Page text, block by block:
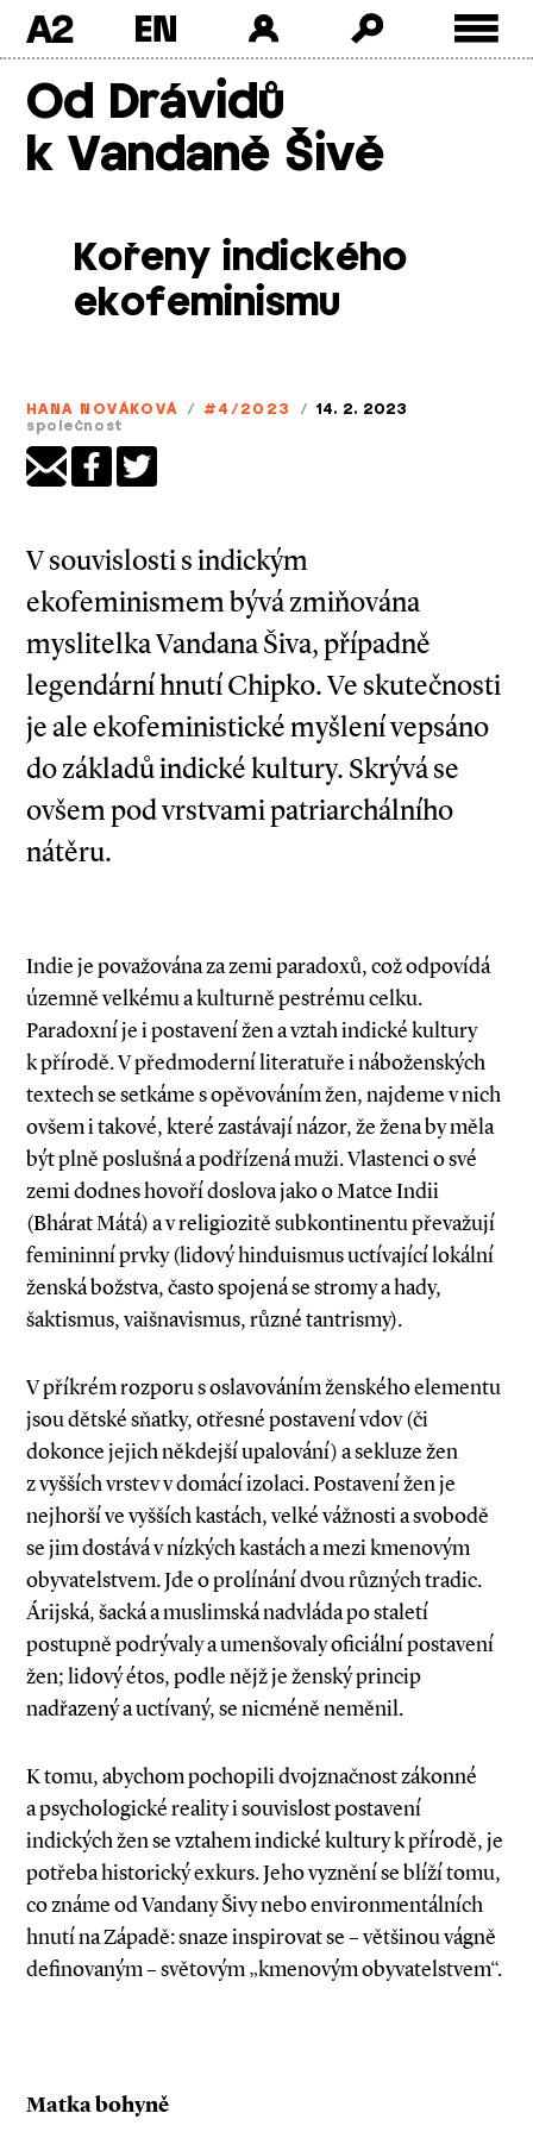
A2
Od Drávidů
k Vandaně Šivě
Kořeny indického
ekofeminismu
HANA NOVÁKOVÁ / #4/2023 / 14. 2. 2023
společnost
V souvislosti s indickým
ekofeminismem bývá zmiňována
myslitelka Vandana Šiva, případně
legendární hnutí Chipko. Ve skutečnosti
je ale ekofeministické myšlení vepsáno
do základů indické kultury. Skrývá se
ovšem pod vrstvami patriarchálního
nátěru.
Indie je považována za zemi paradoxů, což odpovídá
územně velkému a kulturně pestrému celku.
Paradoxní je i postavení žen a vztah indické kultury
k přírodě. V předmoderní literatuře i náboženských
textech se setkáme s opěvováním žen, najdeme v nich
ovšem i takové, které zastávají názor, že žena by měla
být plně poslušná a podřízená muži. Vlastenci o své
zemi dodnes hovoří doslova jako o Matce Indii
(Bhárat Mátá) a v religiozitě subkontinentu převažují
femininní prvky (lidový hinduismus uctívající lokální
ženská božstva, často spojená se stromy a hady,
šaktismus, vaišnavismus, různé tantrismy).
V příkrém rozporu s oslavováním ženského elementu
jsou dětské sňatky, otřesné postavení vdov (či
dokonce jejich někdejší upalování) a sekluze žen
z vyšších vrstev v domácí izolaci. Postavení žen je
nejhorší ve vyšších kastách, velké vážnosti a svobodě
se jim dostává v nízkých kastách a mezi kmenovým
obyvatelstvem. Jde o prolínání dvou různých tradic.
Árijská, šacká a muslimská nadvláda po staletí
postupně podrývaly a umenšovaly oficiální postavení
žen; lidový étos, podle nějž je ženský princip
nadřazený a uctívaný, se nicméně neměnil.
K tomu, abychom pochopili dvojznačnost zákonné
a psychologické reality i souvislost postavení
indických žen se vztahem indické kultury k přírodě, je
potřeba historický exkurs. Jeho vyznění se blíží tomu,
co známe od Vandany Šivy nebo environmentálních
hnutí na Západě: snaze inspirovat se – většinou vágně
definovaným – světovým „kmenovým obyvatelstvem“.
Matka bohyně